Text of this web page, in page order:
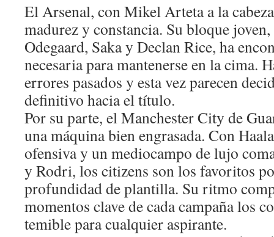
El Arsenal, con Mikel Arteta a la
madurez y constancia. Su bloque
Odegaard, Saka y Declan Rice, ha
necesaria para mantenerse en la cima.
errores pasados y esta vez parecen
definitivo hacia el título.
Por su parte, el Manchester City de
una máquina bien engrasada. Con
ofensiva y un mediocampo de lujo
y Rodri, los citizens son los favoritos
profundidad de plantilla. Su ritmo
momentos clave de cada campaña los
temible para cualquier aspirante.